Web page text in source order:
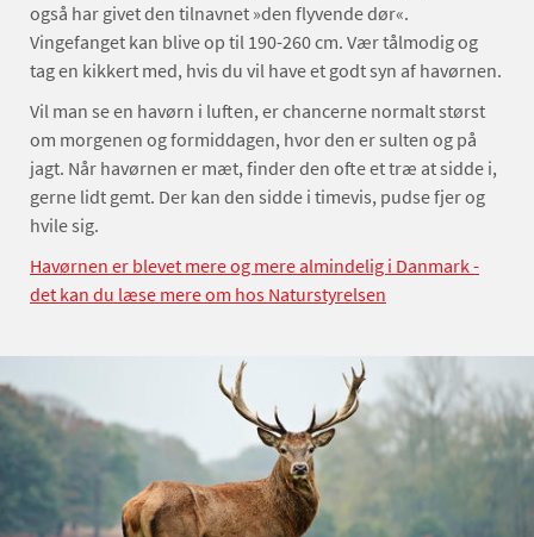
også har givet den tilnavnet »den flyvende dør«.
Vingefanget kan blive op til 190-260 cm. Vær tålmodig og
tag en kikkert med, hvis du vil have et godt syn af havørnen.
Vil man se en havørn i luften, er chancerne normalt størst
om morgenen og formiddagen, hvor den er sulten og på
jagt. Når havørnen er mæt, finder den ofte et træ at sidde i,
gerne lidt gemt. Der kan den sidde i timevis, pudse fjer og
hvile sig.
Havørnen er blevet mere og mere almindelig i Danmark -
det kan du læse mere om hos Naturstyrelsen